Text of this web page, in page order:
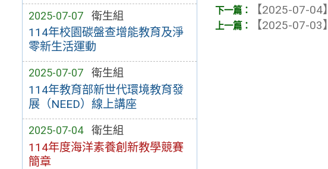
2025-07-07 衛生組
114年校園碳盤查增能教育及淨
零新生活運動
2025-07-07 衛生組
114年教育部新世代環境教育發
展（NEED）線上講座
2025-07-04 衛生組
114年度海洋素養創新教學競賽
簡章
【2025-07-04】
【2025-07-03】